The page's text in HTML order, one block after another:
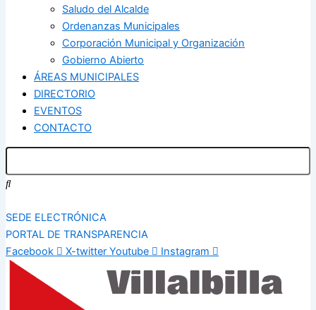
Saludo del Alcalde
Ordenanzas Municipales
Corporación Municipal y Organización
Gobierno Abierto
ÁREAS MUNICIPALES
DIRECTORIO
EVENTOS
CONTACTO
SEDE ELECTRÓNICA
PORTAL DE TRANSPARENCIA
Facebook
X-twitter Youtube Instagram